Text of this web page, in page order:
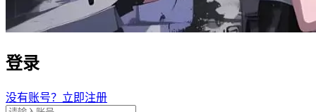
登录
没有账号？立即注册